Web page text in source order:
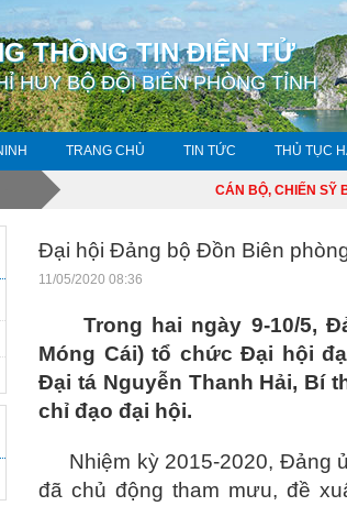
THÔNG TIN ĐIỆN TỬ
HUY BỘ ĐỘI BIÊN PHÒNG TỈNH
TRANG CHỦ TIN TỨC THỦ TỤC
CÁN BỘ, CHIẾN SỸ BỘ
Đại hội Đảng bộ Đồn Biên
11/05/2020 08:36
Trong hai ngày 9-10/5,
Móng Cái) tổ chức Đại hội
Đại tá Nguyễn Thanh Hải, Bí
chỉ đạo đại hội.
Nhiệm kỳ 2015-2020, Đảng
đã chủ động tham mưu, đề